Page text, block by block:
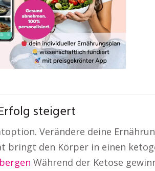
steigert
Verändere deine
den Körper in einen
Während der Ketose